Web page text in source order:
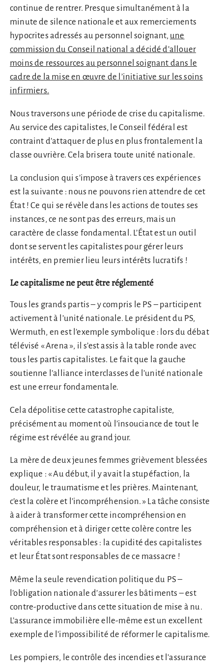
continue de rentrer. Presque simultanément à la
minute de silence nationale et aux remerciements
hypocrites adressés au personnel soignant, une
commission du Conseil national a décidé d’allouer
moins de ressources au personnel soignant dans le
cadre de la mise en œuvre de l’initiative sur les soins
infirmiers.
Nous traversons une période de crise du capitalisme.
Au service des capitalistes, le Conseil fédéral est
contraint d’attaquer de plus en plus frontalement la
classe ouvrière. Cela brisera toute unité nationale.
La conclusion qui s’impose à travers ces expériences
est la suivante : nous ne pouvons rien attendre de cet
État ! Ce qui se révèle dans les actions de toutes ses
instances, ce ne sont pas des erreurs, mais un
caractère de classe fondamental. L’État est un outil
dont se servent les capitalistes pour gérer leurs
intérêts, en premier lieu leurs intérêts lucratifs !
Le capitalisme ne peut être réglementé
Tous les grands partis – y compris le PS – participent
activement à l’unité nationale. Le président du PS,
Wermuth, en est l’exemple symbolique : lors du débat
télévisé « Arena », il s’est assis à la table ronde avec
tous les partis capitalistes. Le fait que la gauche
soutienne l’alliance interclasses de l’unité nationale
est une erreur fondamentale.
Cela dépolitise cette catastrophe capitaliste,
précisément au moment où l’insouciance de tout le
régime est révélée au grand jour.
La mère de deux jeunes femmes grièvement blessées
explique : « Au début, il y avait la stupéfaction, la
douleur, le traumatisme et les prières. Maintenant,
c’est la colère et l’incompréhension. » La tâche consiste
à aider à transformer cette incompréhension en
compréhension et à diriger cette colère contre les
véritables responsables : la cupidité des capitalistes
et leur État sont responsables de ce massacre !
Même la seule revendication politique du PS –
l’obligation nationale d’assurer les bâtiments – est
contre-productive dans cette situation de mise à nu.
L’assurance immobilière elle-même est un excellent
exemple de l’impossibilité de réformer le capitalisme.
Les pompiers, le contrôle des incendies et l’assurance